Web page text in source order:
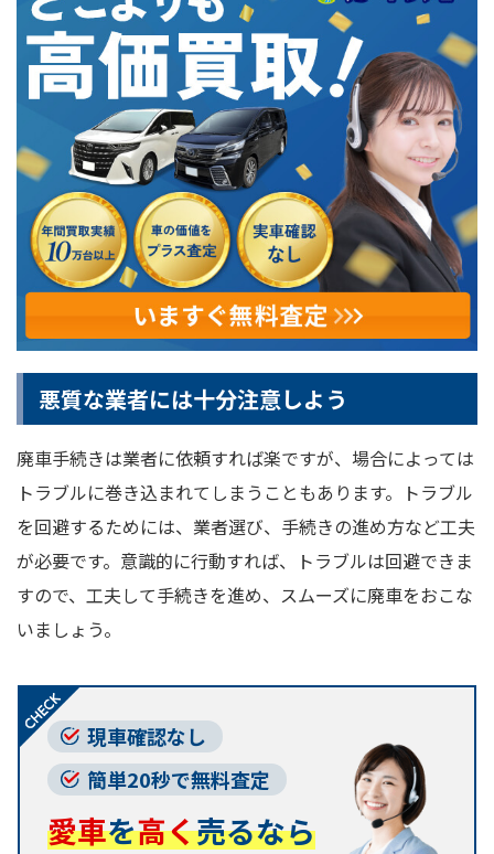
悪質な業者には十分注意しよう
廃車手続きは業者に依頼すれば楽ですが、場合によっては
トラブルに巻き込まれてしまうこともあります。トラブル
を回避するためには、業者選び、手続きの進め方など工夫
が必要です。意識的に行動すれば、トラブルは回避できま
すので、工夫して手続きを進め、スムーズに廃車をおこな
いましょう。
現車確認なし
簡単20秒で無料査定
愛車を高く売るなら